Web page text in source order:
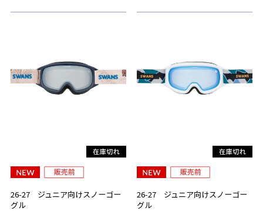
26-27 ジュニア向けスノーゴー
グル
26-27 ジュニア向けスノーゴー
グル